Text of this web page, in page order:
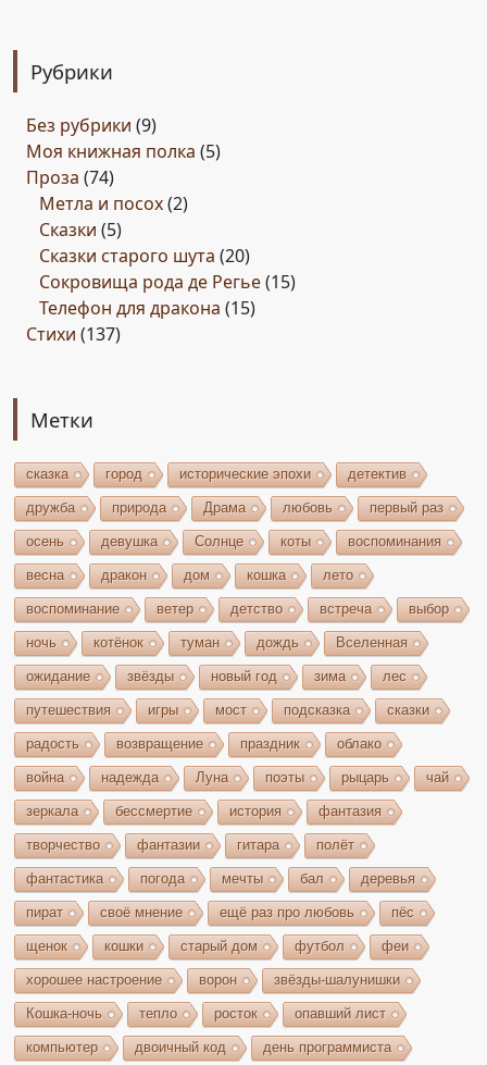
Рубрики
Без рубрики (9)
Моя книжная полка (5)
Проза (74)
Метла и посох(2)
Сказки (5)
Сказки старого шута (20)
Сокровища рода де Регье(15)
Телефон для дракона (15)
Стихи (137)
Метки
сказка город исторические эпохи детектив
дружба природа Драма любовь первый раз
осень девушка Солнце коты воспоминания
весна дракон дом кошка лето
воспоминание ветер детство встреча выбор
ночь котёнок туман дождь Вселенная
ожидание звёзды новый год зима лес
путешествия игры мост подсказка сказки
радость возвращение праздник облако
война надежда Луна поэты рыцарь чай
зеркала бессмертие история фантазия
творчество фантазии гитара полёт
фантастика погода мечты бал деревья
пират своё мнение ещё раз про любовь пёс
щенок кошки старый дом футбол феи
хорошее настроение ворон звёзды-шалунишки
Кошка-ночь тепло росток опавший лист
компьютер двоичный код день программиста